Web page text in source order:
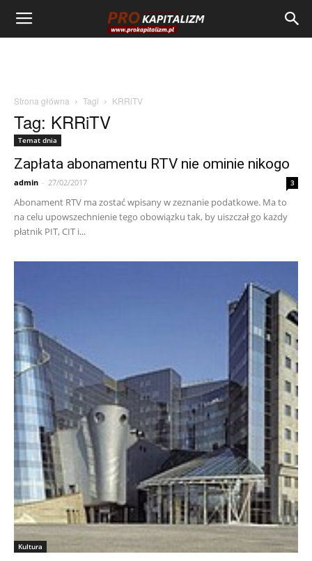
Strona główna Tagi KRRiTV
Tag: KRRiTV
Temat dnia
Zapłata abonamentu RTV nie ominie nikogo
admin - 27/02/2017 3
Abonament RTV ma zostać wpisany w zeznanie podatkowe. Ma to
na celu upowszechnienie tego obowiązku tak, by uiszczał go każdy
płatnik PIT, CIT i...
Kultura